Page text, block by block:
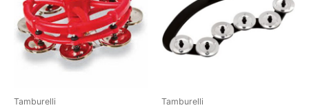
Tamburelli Tamburelli